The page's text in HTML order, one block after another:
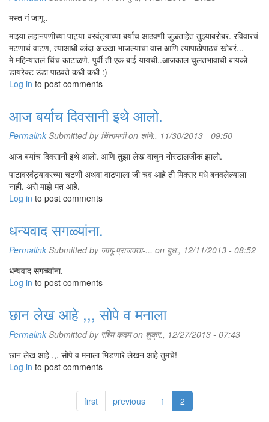
मस्त गं जागू..
माझ्या लहानपणीच्या पाट्या-वरवंट्याच्या बर्याच आठवणी जुळताहेत तुझ्याबरोबर. रविवारचं
मटणाचं वाटण, त्याआधी कांदा अख्खा भाजल्याचा वास आणि त्यापाठोपाठचं खोबरं...
मे महिन्यातलं चिंच काटाळणे, पुर्वी ती एक बाई यायची..आजकाल चुलतभावाची बायको
डायरेक्ट उंडा पाठवते कधी कधी :)
Log in to post comments
आज बर्याच दिवसानी इथे आलो.
Permalink Submitted by चिंतामणीon शनि., 11/30/2013 - 09:50
आज बर्याच दिवसानी इथे आलो. आणि तुझा लेख वाचुन नोस्टालजीक झालो.
पाटावरवंट्यावरच्या चटणी अथवा वाटणाला जी चव आहे ती मिक्सर मधे बनवलेल्याला
नाही. असे माझे मत आहे.
Log in to post comments
धन्यवाद सगळ्यांना.
Permalink Submitted by जागू-प्राजक्ता-... on बुध., 12/11/2013 - 08:52
धन्यवाद सगळ्यांना.
Log in to post comments
छान लेख आहे ,,, सोपे व मनाला
Permalink Submitted by रश्मि कदमon शुक्र., 12/27/2013 - 07:43
छान लेख आहे ,,, सोपे व मनाला भिडणारे लेखन आहे तुमचे!
Log in to post comments
first previous 1 2